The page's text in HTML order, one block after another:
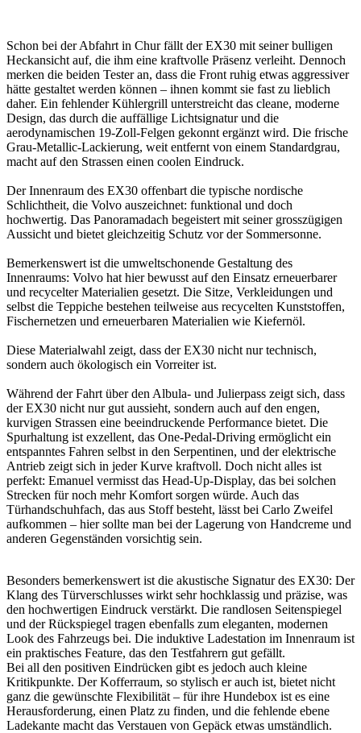
Schon bei der Abfahrt in Chur fällt der EX30 mit seiner bulligen
Heckansicht auf, die ihm eine kraftvolle Präsenz verleiht. Dennoch
merken die beiden Tester an, dass die Front ruhig etwas aggressiver
hätte gestaltet werden können – ihnen kommt sie fast zu lieblich
daher. Ein fehlender Kühlergrill unterstreicht das cleane, moderne
Design, das durch die auffällige Lichtsignatur und die
aerodynamischen 19-Zoll-Felgen gekonnt ergänzt wird. Die frische
Grau-Metallic-Lackierung, weit entfernt von einem Standardgrau,
macht auf den Strassen einen coolen Eindruck.
Der Innenraum des EX30 offenbart die typische nordische
Schlichtheit, die Volvo auszeichnet: funktional und doch
hochwertig. Das Panoramadach begeistert mit seiner grosszügigen
Aussicht und bietet gleichzeitig Schutz vor der Sommersonne.
Bemerkenswert ist die umweltschonende Gestaltung des
Innenraums: Volvo hat hier bewusst auf den Einsatz erneuerbarer
und recycelter Materialien gesetzt. Die Sitze, Verkleidungen und
selbst die Teppiche bestehen teilweise aus recycelten Kunststoffen,
Fischernetzen und erneuerbaren Materialien wie Kiefernöl.
Diese Materialwahl zeigt, dass der EX30 nicht nur technisch,
sondern auch ökologisch ein Vorreiter ist.
Während der Fahrt über den Albula- und Julierpass zeigt sich, dass
der EX30 nicht nur gut aussieht, sondern auch auf den engen,
kurvigen Strassen eine beeindruckende Performance bietet. Die
Spurhaltung ist exzellent, das One-Pedal-Driving ermöglicht ein
entspanntes Fahren selbst in den Serpentinen, und der elektrische
Antrieb zeigt sich in jeder Kurve kraftvoll. Doch nicht alles ist
perfekt: Emanuel vermisst das Head-Up-Display, das bei solchen
Strecken für noch mehr Komfort sorgen würde. Auch das
Türhandschuhfach, das aus Stoff besteht, lässt bei Carlo Zweifel
aufkommen – hier sollte man bei der Lagerung von Handcreme und
anderen Gegenständen vorsichtig sein.
Besonders bemerkenswert ist die akustische Signatur des EX30: Der
Klang des Türverschlusses wirkt sehr hochklassig und präzise, was
den hochwertigen Eindruck verstärkt. Die randlosen Seitenspiegel
und der Rückspiegel tragen ebenfalls zum eleganten, modernen
Look des Fahrzeugs bei. Die induktive Ladestation im Innenraum ist
ein praktisches Feature, das den Testfahrern gut gefällt.
Bei all den positiven Eindrücken gibt es jedoch auch kleine
Kritikpunkte. Der Kofferraum, so stylisch er auch ist, bietet nicht
ganz die gewünschte Flexibilität – für ihre Hundebox ist es eine
Herausforderung, einen Platz zu finden, und die fehlende ebene
Ladekante macht das Verstauen von Gepäck etwas umständlich.